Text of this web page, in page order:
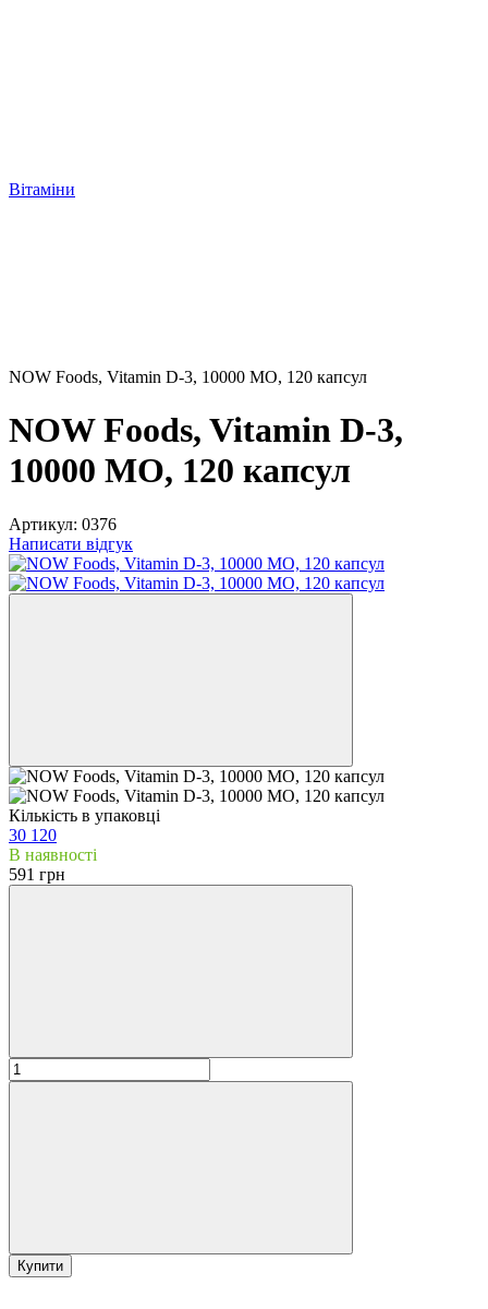
Вітаміни
NOW Foods, Vitamin D-3, 10000 МО, 120 капсул
NOW Foods, Vitamin D-3,
10000 МО, 120 капсул
Артикул: 0376
Написати відгук
Кількість в упаковці
30 120
В наявності
591 грн
Купити